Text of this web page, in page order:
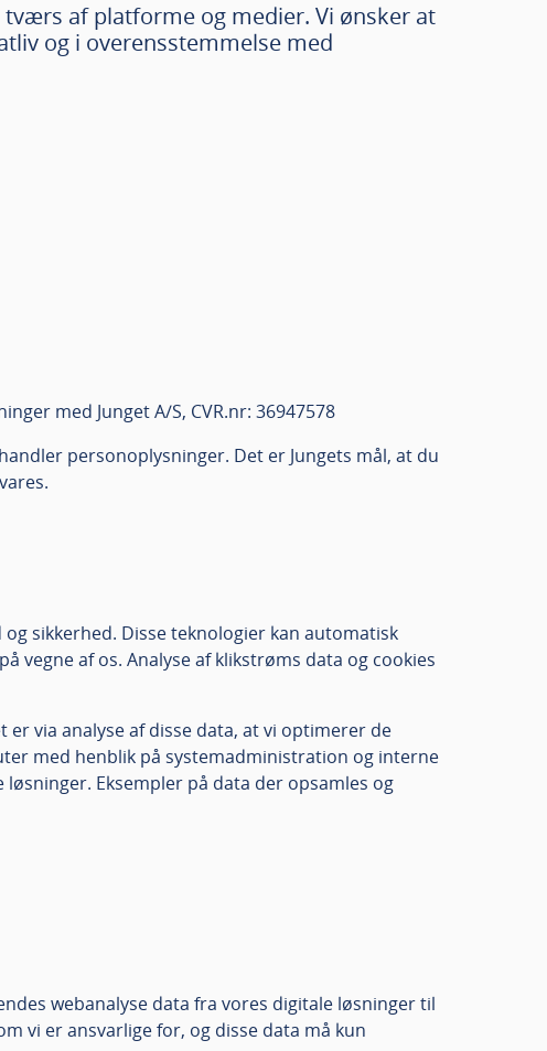
af platforme og medier. Vi ønsker at
og i overensstemmelse med
med Junget A/S, CVR.nr: 36947578
personoplysninger. Det er Jungets mål, at du
sikkerhed. Disse teknologier kan automatisk
vegne af os. Analyse af klikstrøms data og cookies
via analyse af disse data, at vi optimerer de
med henblik på systemadministration og interne
Eksempler på data der opsamles og
webanalyse data fra vores digitale løsninger til
vi er ansvarlige for, og disse data må kun